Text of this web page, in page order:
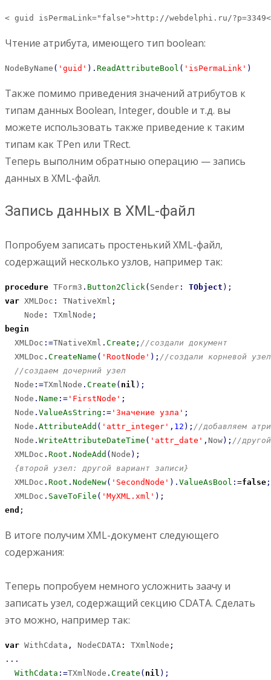
< guid isPermaLink="false">http://webdelphi.ru/
Чтение атрибута, имеющего тип boolean:
NodeByName ( 'guid' ) . ReadAttributeBool ( 'isPermaLink' )
Также помимо приведения значений атрибутов к
типам данных Boolean, Integer, double и т.д. вы
можете использовать также приведение к таким
типам как TPen или TRect.
Теперь выполним обратныю операцию — запись
данных в XML-файл.
Запись данных в XML-файл
Попробуем записать простенький XML-файл,
содержащий несколько узлов, например так:
procedure TForm3 . Button2Click( Sender : TObject ) ;
var XMLDoc : TNativeXml ;
    Node
: TXmlNode ;
begin
  XMLDoc
: =TNativeXml . Create ; //создали документ
  XMLDoc
. CreateName ( 'RootNode' ) ; //создали корневой узел
//создаем дочерний узел
  Node
: =TXmlNode . Create ( nil ) ;
  Node
. Name : = 'FirstNode' ;
  Node
. ValueAsString : = 'Значение узла' ;
  Node
. AttributeAdd ( 'attr_integer' , 12 ) ; //добавляем
  Node
. WriteAttributeDateTime ( 'attr_date' , Now) ; //
  XMLDoc
. Root . NodeAdd ( Node ) ;
{второй узел: другой вариант записи}
  XMLDoc
. Root . NodeNew( 'SecondNode' ) . ValueAsBool : =false ;
  XMLDoc
. SaveToFile ( 'MyXML.xml' ) ;
end ;
В итоге получим XML-документ следующего
содержания:
Теперь попробуем немного усложнить заачу и
записать узел, содержащий секцию CDATA. Сделать
это можно, например так:
var WithCdata , NodeCDATA : TXmlNode ;
...
WithCdata : =TXmlNode . Create ( nil ) ;